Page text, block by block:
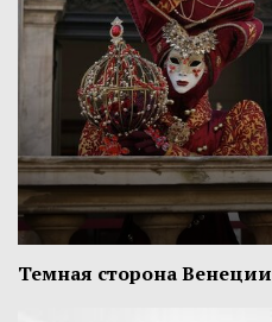
Темная сторона Венеции